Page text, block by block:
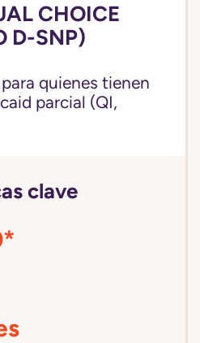
CHOICE
D-SNP)
quienes tienen
parcial (QI,
clave